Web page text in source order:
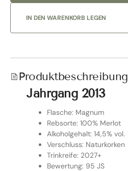
in
OHK
al
IN DEN WARENKORB LEGEN
Produktbeschreibung
Jahrgang 2013
Flasche: Magnum
Rebsorte: 100% Merlot
Alkoholgehalt: 14,5% vol.
Verschluss: Naturkorken
Trinkreife: 2027+
Bewertung: 95 JS